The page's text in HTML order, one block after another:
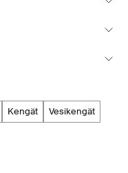
kengät vesikengät